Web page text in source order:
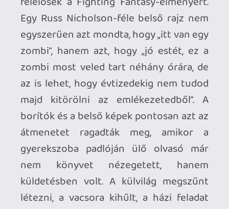
készítettek új illusztrációkat vagy
borítókat az eredeti képek helyett.
Kifejezetten érdekes művészek akadnak
közöttük: nem egy olyan alkotó van, aki
néhány évtizeddel korábban, Angliában
születve könnyen ikonikus státuszba
emelkedhetett volna. Ehelyett jutott
neki egy cseh goblin, egy spanyol sárkány
és az utókor késedelmes, de
megérdemelt fejbólintása.